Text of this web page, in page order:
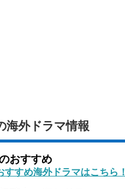
海外ドラマ情報
おすすめ
すすめ海外ドラマはこちら！